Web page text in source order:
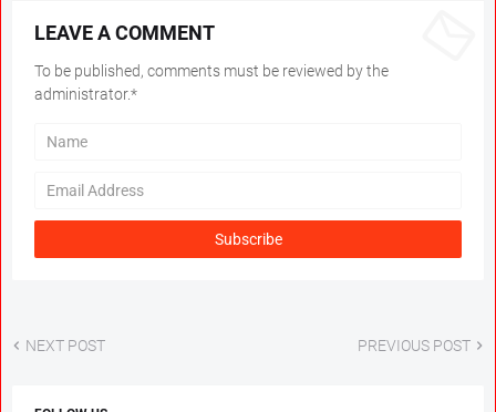
LEAVE A COMMENT
To be published, comments must be reviewed by the
administrator.*
NEXT POST PREVIOUS POST